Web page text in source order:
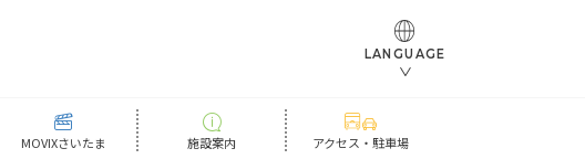
LANGUAGE
MOVIXさいたま 施設案内 アクセス・駐車場